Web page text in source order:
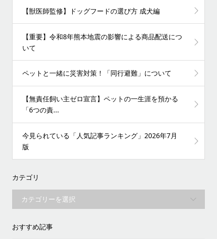
【獣医師監修】ドッグフードの選び方 成犬編
【重要】令和8年熊本地震の影響による商品配送につ
いて
ペットと一緒に災害対策！「同行避難」について
【無責任飼い主ゼロ宣言】ペットの一生涯を預かる
「6つの責...
今見られている「人気記事ランキング」2026年7月
版
カテゴリ
おすすめ記事